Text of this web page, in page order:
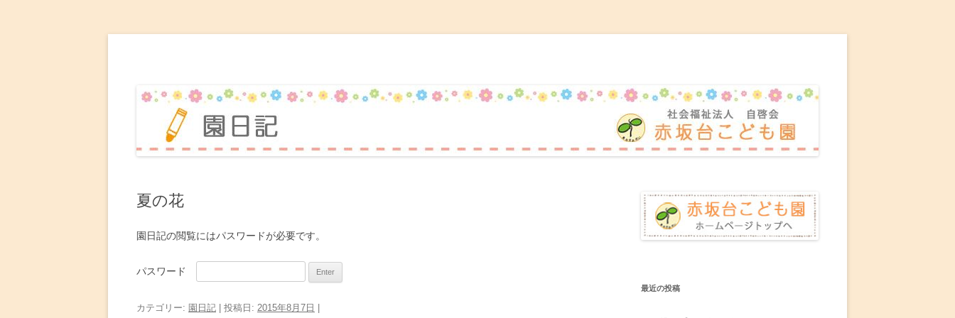
テ
ン
ッ
夏の花
園日記の閲覧にはパスワードが必要です。
パスワード
カテゴリー: 園日記 | 投稿日: 2015年8月7日
最近の投稿